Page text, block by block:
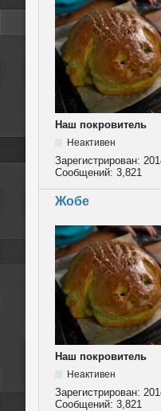
Наш покровитель
Неактивен
Зарегистрирован:
Сообщений: 3,821
Жобе
Наш покровитель
Неактивен
Зарегистрирован:
Сообщений: 3,821